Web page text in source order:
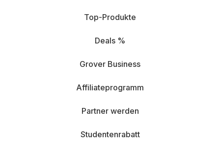
Top-Produkte
Deals %
Grover Business
Affiliateprogramm
Partner werden
Studentenrabatt